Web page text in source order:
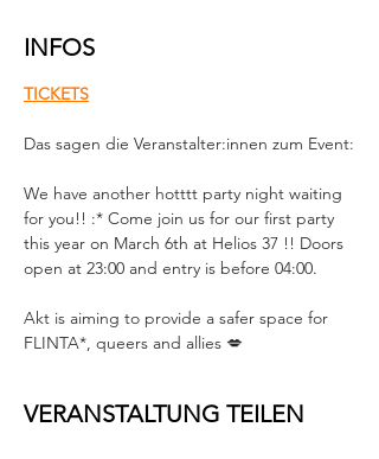
INFOS
TICKETS
Das sagen die Veranstalter:innen zum Event:
We have another hotttt party night waiting
for you!! :* Come join us for our first party
this year on March 6th at Helios 37 !! Doors
open at 23:00 and entry is before 04:00.
Akt is aiming to provide a safer space for
FLINTA*, queers and allies 💋
VERANSTALTUNG TEILEN